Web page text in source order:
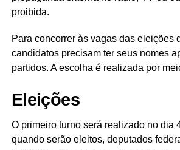
proibida.
Para concorrer às vagas das eleições
candidatos precisam ter seus nomes
partidos. A escolha é realizada por
Eleições
O primeiro turno será realizado no dia
quando serão eleitos, deputados